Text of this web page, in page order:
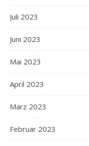
Juli 2023
Juni 2023
Mai 2023
April 2023
März 2023
Februar 2023